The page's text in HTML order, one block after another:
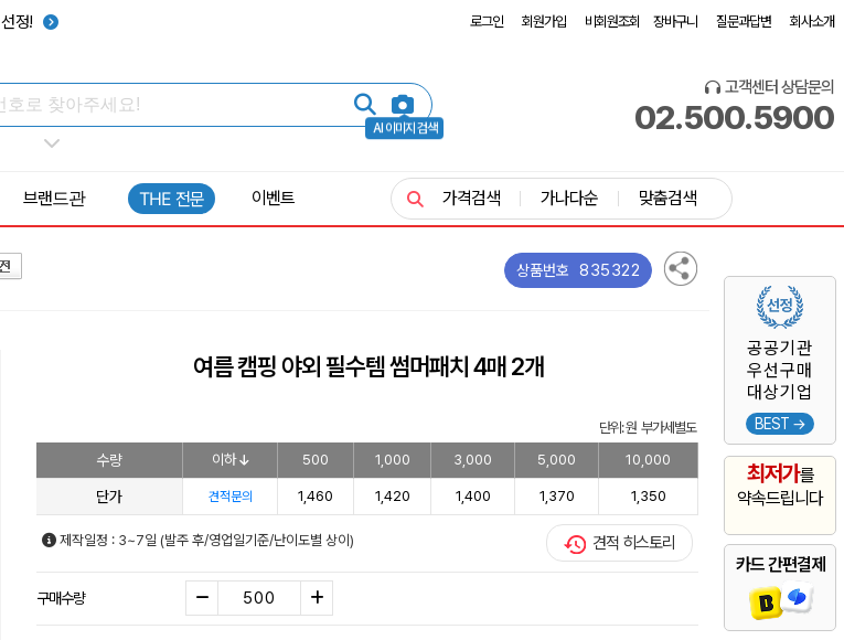
선정! 로그인 회원가입 비회원조회 장바구니 질문과답변 회사소개
AI 이미지 검색
고객센터 상담문의
02.500.5900
공공기관
우선구매
대상기업
BEST →
최저가를
약속드립니다
카드 간편결제
브랜드관 THE 전문 이벤트 가격검색 가나다순 맞춤검색
상품번호 835322
여름 캠핑 야외 필수템 썸머패치 4매 2개
단위: 원 부가세별도
수량 이하 500 1,000 3,000 5,000 10,000
단가 견적문의 1,460 1,420 1,400 1,370 1,350
제작일정 : 3~7일 (발주 후/영업일기준/난이도별 상이) 견적 히스토리
구매수량